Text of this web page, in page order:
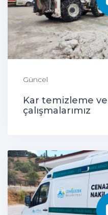
Güncel
Kar temizleme
çalışmalarımız